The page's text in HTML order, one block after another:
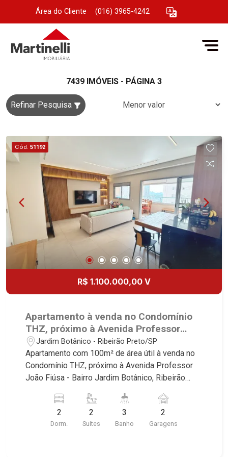
Área do Cliente (016) 3965-4242
7439 IMÓVEIS - PÁGINA 3
Refinar Pesquisa
Cód. 51192
R$ 1.100.000,00 V
Apartamento à venda no Condomínio
THZ, próximo à Avenida Professor
João Fiúsa - Ribeirão Preto/SP.
Jardim Botânico - Ribeirão Preto/SP
Apartamento com 100m² de área útil à venda no
Condomínio THZ, próximo à Avenida Professor
João Fiúsa - Bairro Jardim Botânico, Ribeirão
imóvel que a Martinelli Imobiliária selecionou
para você: - 100m² de área útil - 2 suítes com
armários e ar-condicionado - Lavabo - Sala 2
2
Dorm.
2
Suítes
3
Banho
2
Garagens